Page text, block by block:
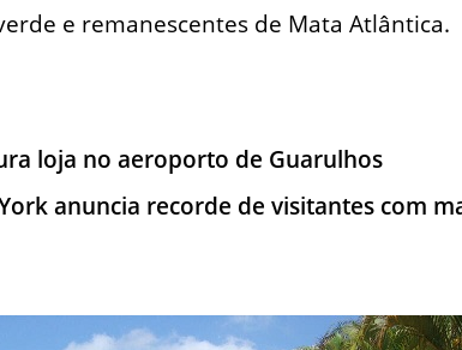
e remanescentes de Mata Atlântica.
loja no aeroporto de Guarulhos
anuncia recorde de visitantes com